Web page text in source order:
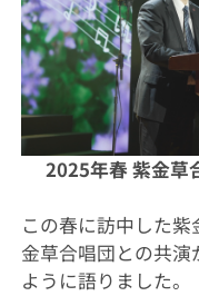
2025年春 紫金草
この春に訪中した
金草合唱団との共
ように語りました。